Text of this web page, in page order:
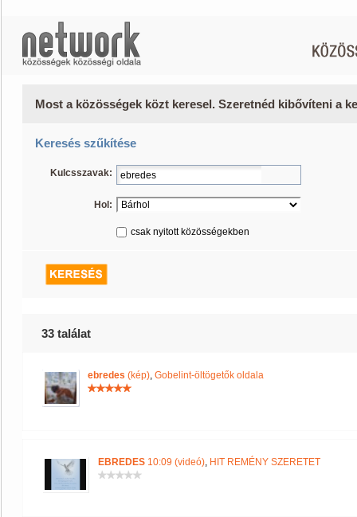
Most a közösségek közt keresel. Szeretnéd kibővíteni a
Keresés szűkítése
Kulcsszavak:
Hol:
csak nyitott közösségekben
33 találat
ebredes (kép), Gobelint-öltögetők oldala
EBREDES 10:09 (videó), HIT REMÉNY SZERETET